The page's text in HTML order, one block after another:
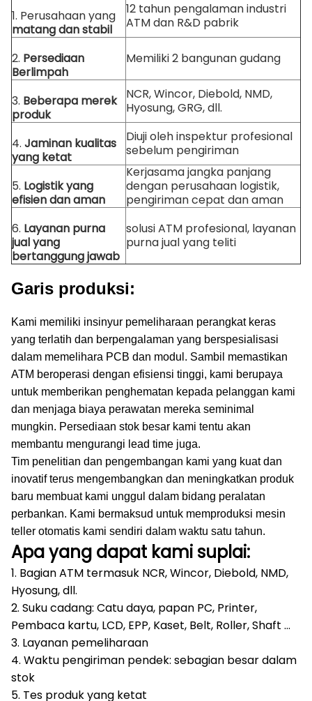
1. Perusahaan yang
matang dan stabil
12 tahun pengalaman industri
ATM dan R&D pabrik
2. Persediaan
Berlimpah
Memiliki 2 bangunan gudang
3. Beberapa merek
produk
NCR, Wincor, Diebold, NMD,
Hyosung, GRG, dll.
4. Jaminan kualitas
yang ketat
Diuji oleh inspektur profesional
sebelum pengiriman
5. Logistik yang
efisien dan aman
Kerjasama jangka panjang
dengan perusahaan logistik,
pengiriman cepat dan aman
6. Layanan purna
jual yang
bertanggung jawab
solusi ATM profesional, layanan
purna jual yang teliti
Garis produksi:
Kami memiliki insinyur pemeliharaan perangkat keras
yang terlatih dan berpengalaman yang berspesialisasi
dalam memelihara PCB dan modul. Sambil memastikan
ATM beroperasi dengan efisiensi tinggi, kami berupaya
untuk memberikan penghematan kepada pelanggan kami
dan menjaga biaya perawatan mereka seminimal
mungkin. Persediaan stok besar kami tentu akan
membantu mengurangi lead time juga.
Tim penelitian dan pengembangan kami yang kuat dan
inovatif terus mengembangkan dan meningkatkan produk
baru membuat kami unggul dalam bidang peralatan
perbankan. Kami bermaksud untuk memproduksi mesin
teller otomatis kami sendiri dalam waktu satu tahun.
Apa yang dapat kami suplai:
1. Bagian ATM termasuk NCR, Wincor, Diebold, NMD,
Hyosung, dll.
2. Suku cadang: Catu daya, papan PC, Printer,
Pembaca kartu, LCD, EPP, Kaset, Belt, Roller, Shaft ...
3. Layanan pemeliharaan
4. Waktu pengiriman pendek: sebagian besar dalam
stok
5. Tes produk yang ketat